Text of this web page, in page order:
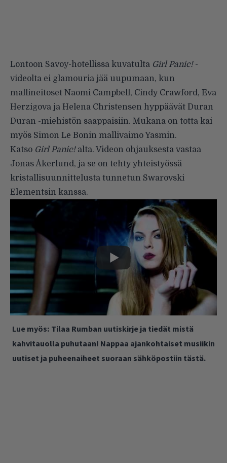
Lontoon Savoy-hotellissa kuvatulta Girl Panic!-
videolta ei glamouria jää uupumaan, kun
mallineitoset Naomi Campbell, Cindy Crawford, Eva
Herzigova ja Helena Christensen hyppäävät Duran
Duran -miehistön saappaisiin. Mukana on totta kai
myös Simon Le Bonin mallivaimo Yasmin.
Katso Girl Panic!alta. Videon ohjauksesta vastaa
Jonas Åkerlund, ja se on tehty yhteistyössä
kristallisuunnittelusta tunnetun Swarovski
Elementsin kanssa.
Lue myös: Tilaa Rumban uutiskirje ja tiedät mistä
kahvitauolla puhutaan! Nappaa ajankohtaiset musiikin
uutiset ja puheenaiheet suoraan sähköpostiin tästä.